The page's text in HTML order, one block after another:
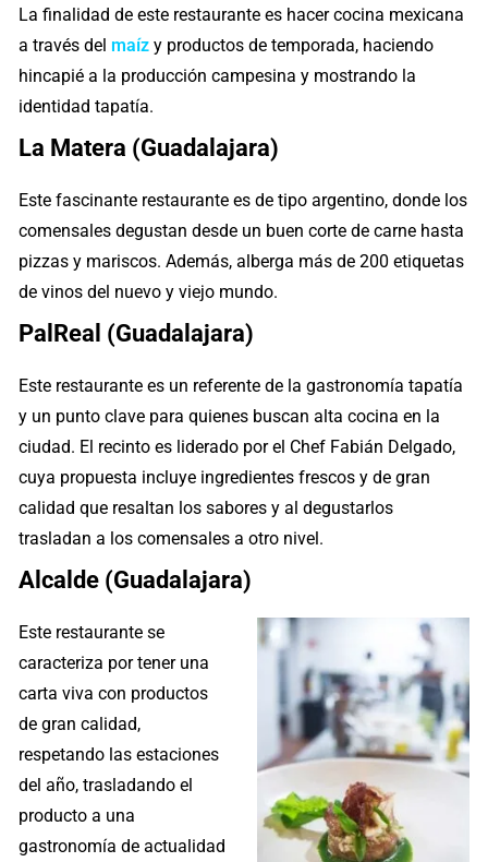
La finalidad de este restaurante es hacer cocina mexicana
a través del maíz y productos de temporada, haciendo
hincapié a la producción campesina y mostrando la
identidad tapatía.
La Matera (Guadalajara)
Este fascinante restaurante es de tipo argentino, donde los
comensales degustan desde un buen corte de carne hasta
pizzas y mariscos. Además, alberga más de 200 etiquetas
de vinos del nuevo y viejo mundo.
PalReal (Guadalajara)
Este restaurante es un referente de la gastronomía tapatía
y un punto clave para quienes buscan alta cocina en la
ciudad. El recinto es liderado por el Chef Fabián Delgado,
cuya propuesta incluye ingredientes frescos y de gran
calidad que resaltan los sabores y al degustarlos
trasladan a los comensales a otro nivel.
Alcalde (Guadalajara)
Este restaurante se
caracteriza por tener una
carta viva con productos
de gran calidad,
respetando las estaciones
del año, trasladando el
producto a una
gastronomía de actualidad